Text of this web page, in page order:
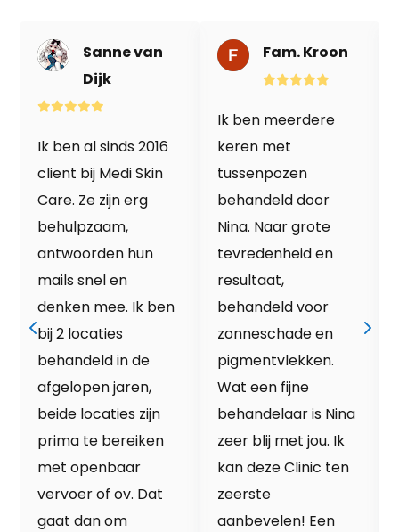
Sanne van
Dijk
Ik ben al sinds 2016
client bij Medi Skin
Care. Ze zijn erg
behulpzaam,
antwoorden hun
mails snel en
denken mee. Ik ben
bij 2 locaties
behandeld in de
afgelopen jaren,
beide locaties zijn
prima te bereiken
met openbaar
vervoer of ov. Dat
gaat dan om
Fam. Kroon
Ik ben meerdere
keren met
tussenpozen
behandeld door
Nina. Naar grote
tevredenheid en
resultaat,
behandeld voor
zonneschade en
pigmentvlekken.
Wat een fijne
behandelaar is Nina
zeer blij met jou. Ik
kan deze Clinic ten
zeerste
aanbevelen! Een